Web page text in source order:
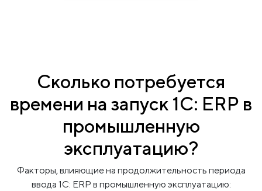
Сколько потребуется
времени на запуск 1C: ERP в
промышленную
эксплуатацию?
Факторы, влияющие на продолжительность периода
ввода 1С: ERP в промышленную эксплуатацию: